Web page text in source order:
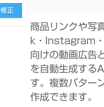
修正
商品リンクや写
k・Instagram
向けの動画広告
を自動生成する
す。複数パター
作成できます。